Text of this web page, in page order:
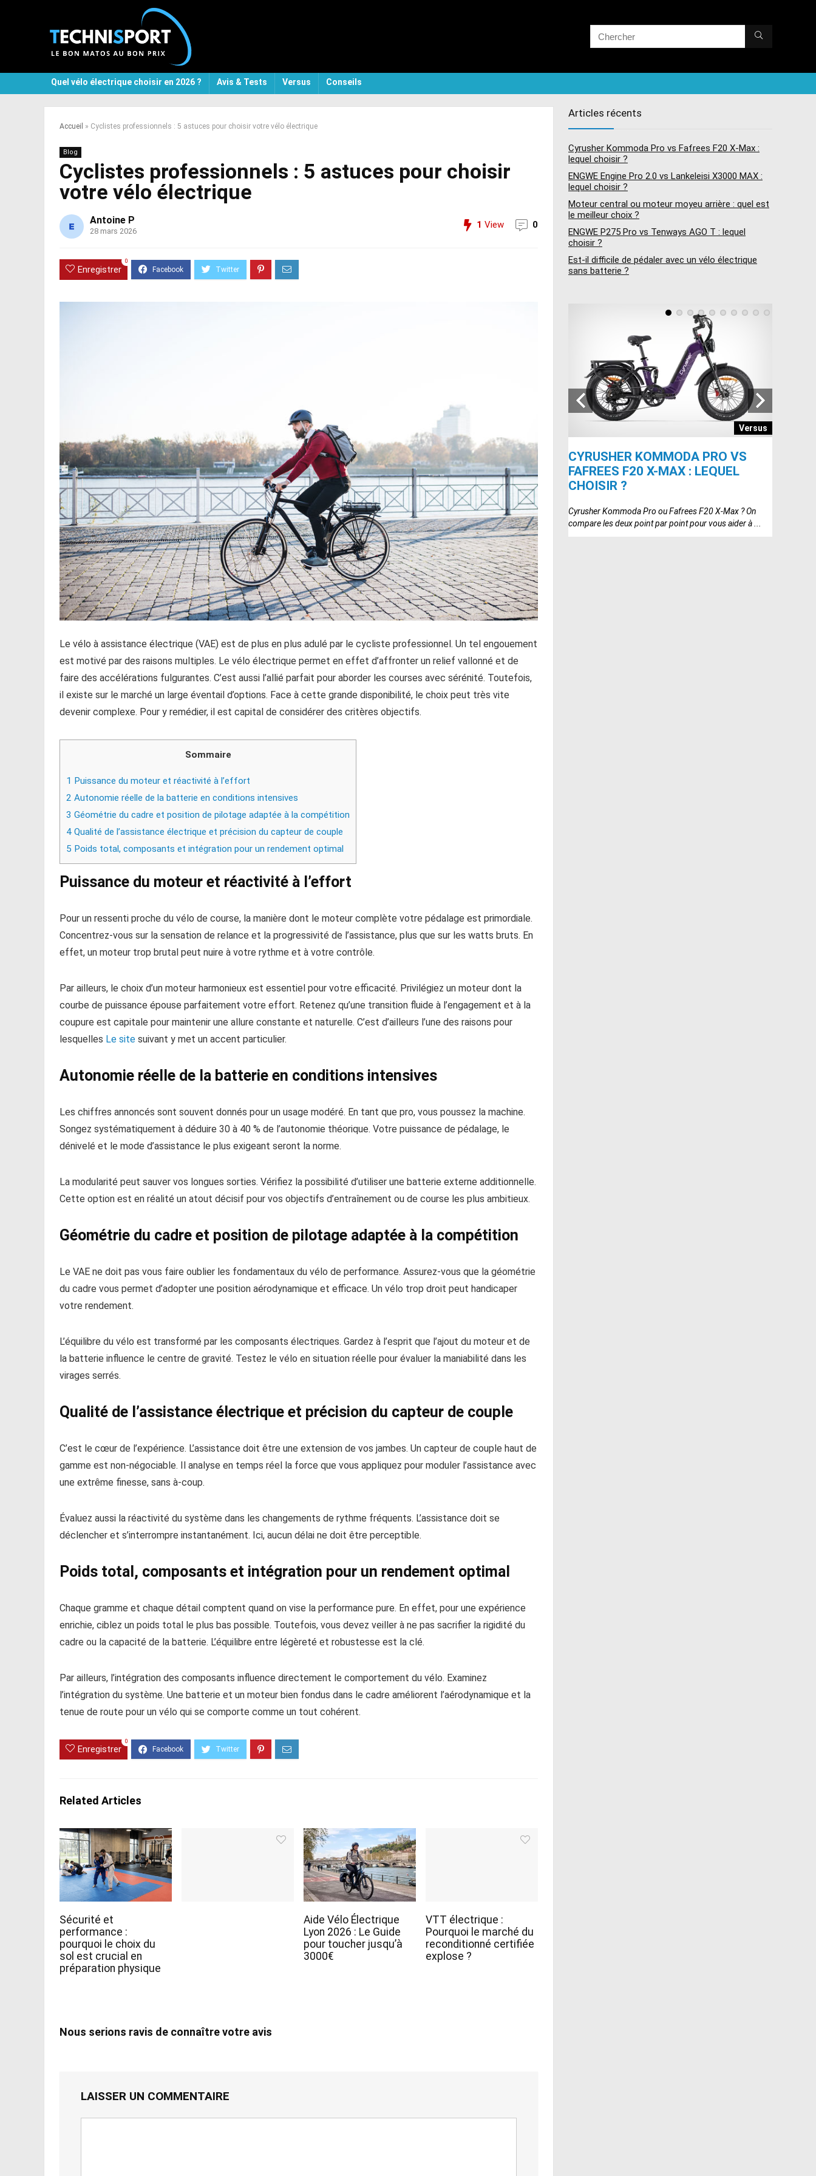
Quel vélo électrique choisir en 2026 ? Avis & Tests Versus Conseils
Accueil » Cyclistes professionnels : 5 astuces pour choisir votre vélo électrique
Blog
Cyclistes professionnels : 5 astuces pour choisir
votre vélo électrique
Antoine P
28 mars 2026
1 View 0
Enregistrer
0
Le vélo à assistance électrique (VAE) est de plus en plus adulé par le cycliste professionnel. Un tel engouement
est motivé par des raisons multiples. Le vélo électrique permet en effet d’affronter un relief vallonné et de
faire des accélérations fulgurantes. C’est aussi l’allié parfait pour aborder les courses avec sérénité. Toutefois,
il existe sur le marché un large éventail d’options. Face à cette grande disponibilité, le choix peut très vite
devenir complexe. Pour y remédier, il est capital de considérer des critères objectifs.
Sommaire
1 Puissance du moteur et réactivité à l’effort
2 Autonomie réelle de la batterie en conditions intensives
3 Géométrie du cadre et position de pilotage adaptée à la compétition
4 Qualité de l’assistance électrique et précision du capteur de couple
5 Poids total, composants et intégration pour un rendement optimal
Puissance du moteur et réactivité à l’effort
Pour un ressenti proche du vélo de course, la manière dont le moteur complète votre pédalage est primordiale.
Concentrez-vous sur la sensation de relance et la progressivité de l’assistance, plus que sur les watts bruts. En
effet, un moteur trop brutal peut nuire à votre rythme et à votre contrôle.
Par ailleurs, le choix d’un moteur harmonieux est essentiel pour votre efficacité. Privilégiez un moteur dont la
courbe de puissance épouse parfaitement votre effort. Retenez qu’une transition fluide à l’engagement et à la
coupure est capitale pour maintenir une allure constante et naturelle. C’est d’ailleurs l’une des raisons pour
lesquelles Le site suivant y met un accent particulier.
Autonomie réelle de la batterie en conditions intensives
Les chiffres annoncés sont souvent donnés pour un usage modéré. En tant que pro, vous poussez la machine.
Songez systématiquement à déduire 30 à 40 % de l’autonomie théorique. Votre puissance de pédalage, le
dénivelé et le mode d’assistance le plus exigeant seront la norme.
La modularité peut sauver vos longues sorties. Vérifiez la possibilité d’utiliser une batterie externe additionnelle.
Cette option est en réalité un atout décisif pour vos objectifs d’entraînement ou de course les plus ambitieux.
Géométrie du cadre et position de pilotage adaptée à la compétition
Le VAE ne doit pas vous faire oublier les fondamentaux du vélo de performance. Assurez-vous que la géométrie
du cadre vous permet d’adopter une position aérodynamique et efficace. Un vélo trop droit peut handicaper
votre rendement.
L’équilibre du vélo est transformé par les composants électriques. Gardez à l’esprit que l’ajout du moteur et de
la batterie influence le centre de gravité. Testez le vélo en situation réelle pour évaluer la maniabilité dans les
virages serrés.
Qualité de l’assistance électrique et précision du capteur de couple
C’est le cœur de l’expérience. L’assistance doit être une extension de vos jambes. Un capteur de couple haut de
gamme est non-négociable. Il analyse en temps réel la force que vous appliquez pour moduler l’assistance avec
une extrême finesse, sans à-coup.
Évaluez aussi la réactivité du système dans les changements de rythme fréquents. L’assistance doit se
déclencher et s’interrompre instantanément. Ici, aucun délai ne doit être perceptible.
Poids total, composants et intégration pour un rendement optimal
Chaque gramme et chaque détail comptent quand on vise la performance pure. En effet, pour une expérience
enrichie, ciblez un poids total le plus bas possible. Toutefois, vous devez veiller à ne pas sacrifier la rigidité du
cadre ou la capacité de la batterie. L’équilibre entre légèreté et robustesse est la clé.
Par ailleurs, l’intégration des composants influence directement le comportement du vélo. Examinez
l’intégration du système. Une batterie et un moteur bien fondus dans le cadre améliorent l’aérodynamique et la
tenue de route pour un vélo qui se comporte comme un tout cohérent.
Enregistrer
0
Related Articles
Sécurité et
performance :
pourquoi le choix du
sol est crucial en
préparation physique
Aide Vélo Électrique
Lyon 2026 : Le Guide
pour toucher jusqu’à
3000€
VTT électrique :
Pourquoi le marché du
reconditionné certifiée
explose ?
Nous serions ravis de connaître votre avis
LAISSER UN COMMENTAIRE
Articles récents
Cyrusher Kommoda Pro vs Fafrees F20 X-Max :
lequel choisir ?
ENGWE Engine Pro 2.0 vs Lankeleisi X3000 MAX :
lequel choisir ?
Moteur central ou moteur moyeu arrière : quel est
le meilleur choix ?
ENGWE P275 Pro vs Tenways AGO T : lequel
choisir ?
Est-il difficile de pédaler avec un vélo électrique
sans batterie ?
QU’EST-CE QU’UN CAPTEUR DE
COUPLE (TORQUE SENSOR) SUR
UN VAE ?
Capteur de couple ou capteur de cadence sur un vélo
électrique ? On explique le torque sensor, ses ...
Versus
CYRUSHER KOMMODA PRO VS
FAFREES F20 X-MAX : LEQUEL
CHOISIR ?
Cyrusher Kommoda Pro ou Fafrees F20 X-Max ? On
compare les deux point par point pour vous aider à ...